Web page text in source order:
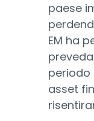
paese
EM ha
periodo
asset